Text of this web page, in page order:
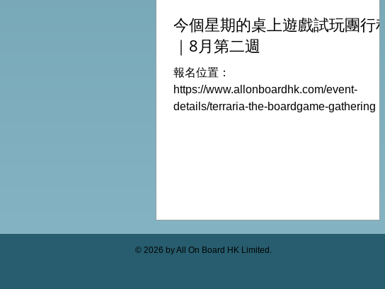
今個星期的桌上遊戲試玩團行程
｜8月第二週
報名位置：
https://www.allonboardhk.com/event-
details/terraria-the-boardgame-gathering 試
© 2026 by All On Board HK Limited.